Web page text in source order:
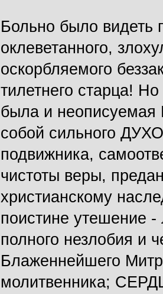
Больно было видеть
оклеветанного,
оскорбляемого
тилетнего старца!
была и
собой сильного
подвижника,
чистоты веры,
христианскому
поистине утешение -
полного незлобия и
Блаженнейшего
молитвенника;